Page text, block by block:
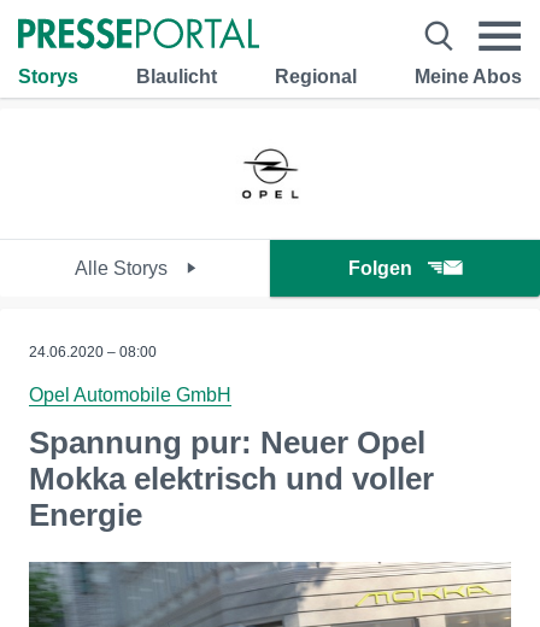
Storys Blaulicht Regional Meine Abos
Alle Storys Folgen
24.06.2020 – 08:00
Opel Automobile GmbH
Spannung pur: Neuer Opel
Mokka elektrisch und voller
Energie